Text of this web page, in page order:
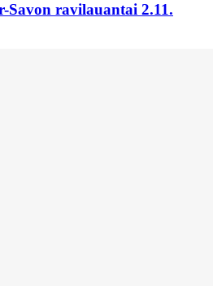
Savon ravilauantai 2.11.